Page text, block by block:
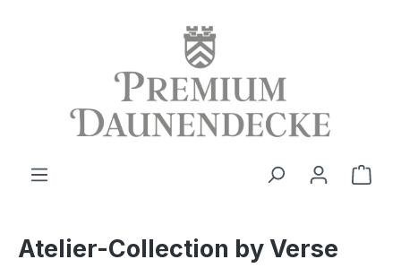
Atelier-Collection by Verse